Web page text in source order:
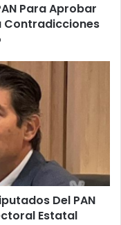
Para Aprobar
Contradicciones
Del PAN
Estatal